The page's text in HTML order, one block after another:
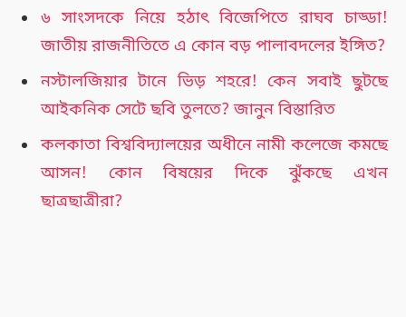
৬ সাংসদকে নিয়ে হঠাৎ বিজেপিতে রাঘব চাড্ডা!
জাতীয় রাজনীতিতে এ কোন বড় পালাবদলের ইঙ্গিত?
নস্টালজিয়ার টানে ভিড় শহরে! কেন সবাই ছুটছে
আইকনিক সেটে ছবি তুলতে? জানুন বিস্তারিত
কলকাতা বিশ্ববিদ্যালয়ের অধীনে নামী কলেজে কমছে
আসন! কোন বিষয়ের দিকে ঝুঁকছে এখন
ছাত্রছাত্রীরা?